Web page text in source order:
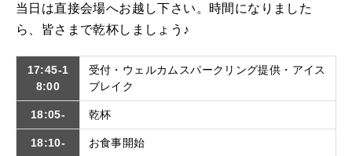
当日は直接会場へお越し下さい。時間になりました
ら、皆さまで乾杯しましょう♪
17:45-1
8:00
受付・ウェルカムスパークリング提供・アイス
ブレイク
18:05- 乾杯
18:10- お食事開始